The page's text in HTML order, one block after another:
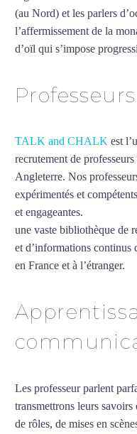
(au Nord) et les parlers
l’affermissement de la
d’oïl qui s’impose
TALK and CHALK est
recrutement de
Angleterre. Nos
expérimentés et
et engageantes.
une vaste bibliothèque de
et d’informations continus
en France et à l’étranger.
Les professeur parlent
transmettrons leurs
de rôles, de mises en